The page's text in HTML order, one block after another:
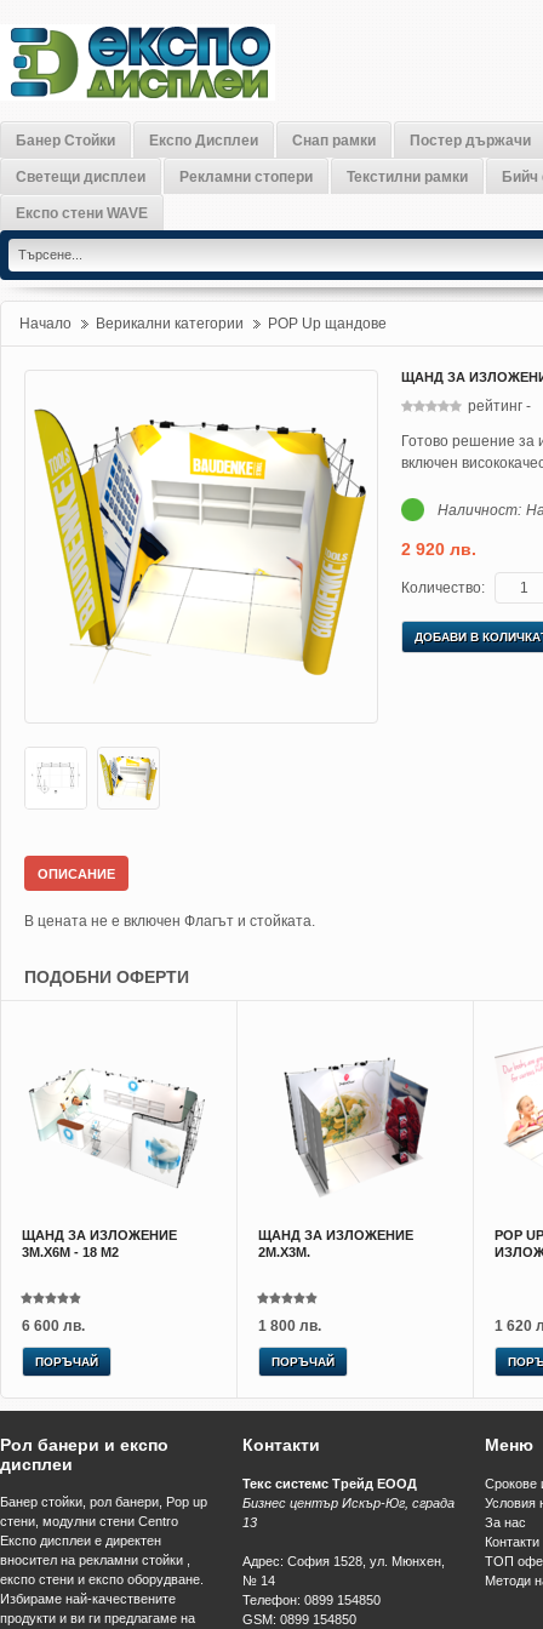
Банер Стойки Експо Дисплеи Снап рамки Постер държачи
Светещи дисплеи Рекламни стопери Текстилни рамки Бийч
Експо стени WAVE
Начало »
Верикални категории »
POP Up щандове
ЩАНД ЗА
рейтинг -
Готово решение за
включен
Наличност:
2 920 лв.
Количество:
ДОБАВИ В
ОПИСАНИЕ
В цената не е включен Флагът и стойката.
ПОДОБНИ ОФЕРТИ
ЩАНД ЗА ИЗЛОЖЕНИЕ
3M.X6M - 18 M2
6 600 лв.
ПОРЪЧАЙ
ЩАНД ЗА ИЗЛОЖЕНИЕ
2M.X3M.
1 800 лв.
ПОРЪЧАЙ
POP
1 620
Рол банери и експо
дисплеи
Банер стойки, рол банери, Pop up
стени, модулни стени Centro
Експо дисплеи е директен
вносител на рекламни стойки ,
експо стени и експо оборудване.
Избираме най-качествените
продукти и ви ги предлагаме на
Контакти
Текс системс Трейд ЕООД
Бизнес център Искър-Юг, сграда
13
Адрес: София 1528 ул. Мюнхен,
№ 14
Телефон: 0899 154850
GSM: 0899 154850
Меню
Срокове
Условия
За нас
Контакти
ТОП
Методи